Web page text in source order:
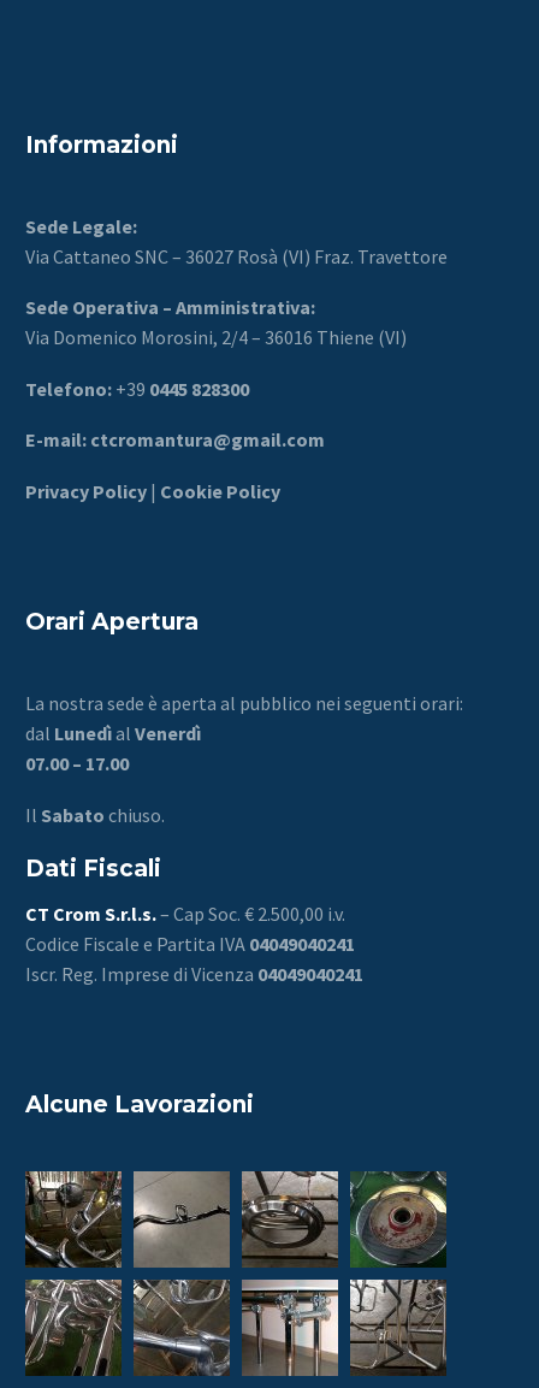
Informazioni
Sede Legale:
Via Cattaneo SNC – 36027 Rosà (VI) Fraz. Travettore
Sede Operativa – Amministrativa:
Via Domenico Morosini, 2/4 – 36016 Thiene (VI)
Telefono: +39 0445 828300
E-mail: ctcromantura@gmail.com
Privacy Policy | Cookie Policy
Orari Apertura
La nostra sede è aperta al pubblico nei seguenti orari:
dal Lunedìal Venerdì
07.00 – 17.00
Il Sabato chiuso.
Dati Fiscali
CT Crom S.r.l.s.– Cap Soc. € 2.500,00 i.v.
Codice Fiscale e Partita IVA 04049040241
Iscr. Reg. Imprese di Vicenza 04049040241
Alcune Lavorazioni